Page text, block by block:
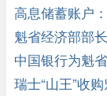
高息储蓄账户
魁省经济部部
中国银行为魁
瑞士“山王”收